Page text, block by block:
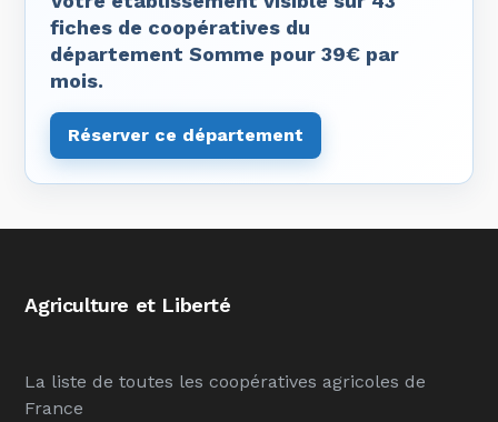
fiches de coopératives du
département Somme pour 39€ par
mois.
Réserver ce département
Agriculture et Liberté
La liste de toutes les coopératives agricoles de
France